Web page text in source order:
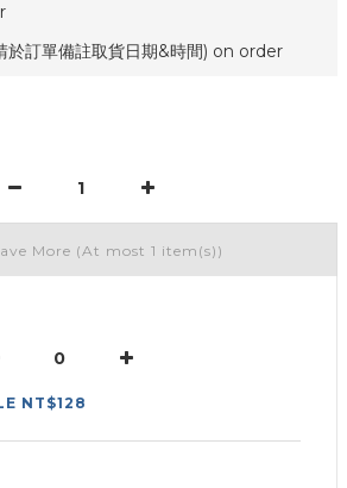
於訂單備註取貨日期&時間) on order
More (At most 1 item(s))
NT$128